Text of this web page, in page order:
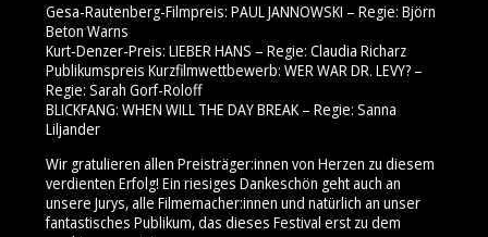
Gesa-Rautenberg-Filmpreis: PAUL JANNOWSKI – Regie: Björn
Beton Warns
Kurt-Denzer-Preis: LIEBER HANS – Regie: Claudia Richarz
Publikumspreis Kurzfilmwettbewerb: WER WAR DR. LEVY? –
Regie: Sarah Gorf-Roloff
BLICKFANG: WHEN WILL THE DAY BREAK – Regie: Sanna
Liljander
Wir gratulieren allen Preisträger:innen von Herzen zu diesem
verdienten Erfolg! Ein riesiges Dankeschön geht auch an
unsere Jurys, alle Filmemacher:innen und natürlich an unser
fantastisches Publikum, das dieses Festival erst zu dem